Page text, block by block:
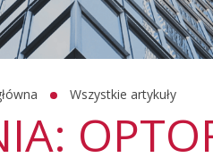
Wszystkie artykuły